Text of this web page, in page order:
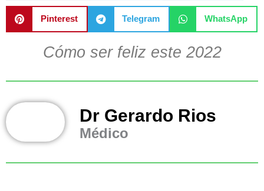
Pinterest Telegram WhatsApp
Cómo ser feliz este 2022
Dr Gerardo Rios
Médico